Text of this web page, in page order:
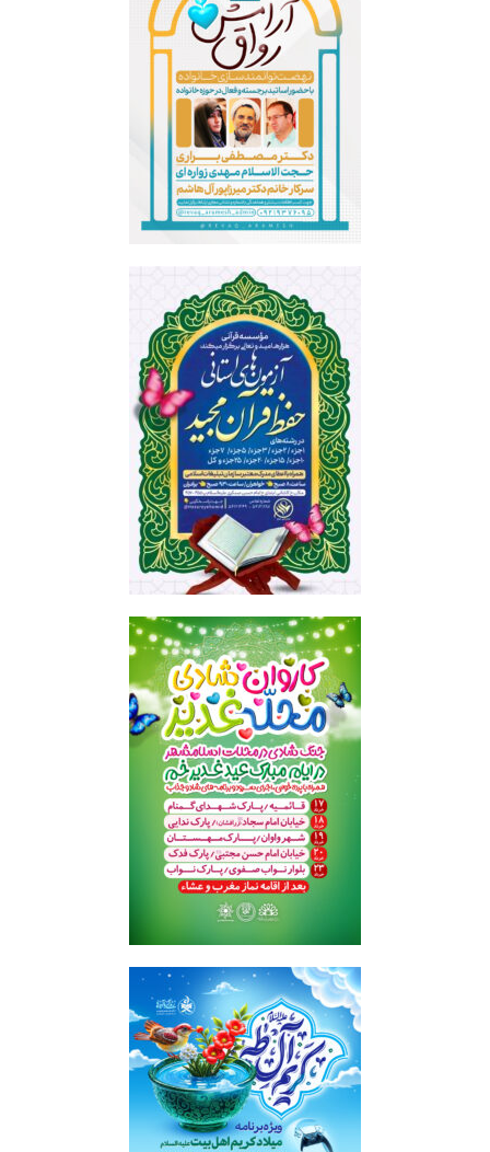
رواق آرامش
هزاره امید
محله غدیر